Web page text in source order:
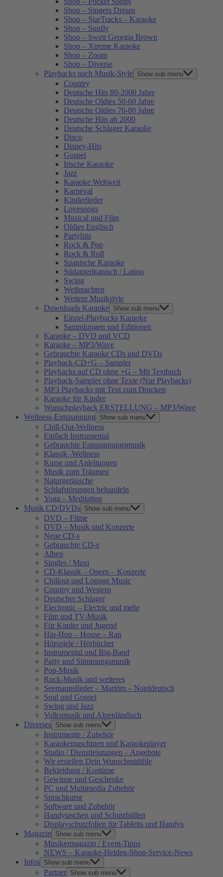
Shop – Singers Dream
Shop – StarTracks – Karaoke
Shop – Sunfly
Shop – Swett Georgia Brown
Shop – Xtreme Karaoke
Shop – Zoom
Shop – Diverse
Playbacks nach Musik-Style Show sub menu
Country
Deutsche Hits 80-2000 Jahre
Deutsche Oldies 50-60 Jahre
Deutsche Oldies 70-80 Jahre
Deutsche Hits ab 2000
Deutsche Schlager Karaoke
Disco
Disney-Hits
Gospel
Irische Karaoke
Jazz
Karaoke Weltweit
Karneval
Kinderlieder
Lovesongs
Musical und Film
Oldies Englisch
Partyhits
Rock & Pop
Rock & Roll
Spanische Karaoke
Südamerikanisch / Latino
Swing
Weihnachten
Weitere Musikstyle
Downloads Karaoke Show sub menu
Einzel-Playbacks Karaoke
Sammlungen und Editionen
Karaoke – DVD und VCD
Karaoke – MP3/Wave
Gebrauchte Karaoke CDs und DVDs
Playback-CD+G – Sampler
Playbacks auf CD ohne +G – Mit Textbuch
Playback-Sampler ohne Texte (Nur Playbacks)
MP3 Playbacks mit Text zum Drucken
Karaoke für Kinder
Wunschplayback ERSTELLUNG – MP3/Wave
Wellness-Entspannung
Show sub menu
Chill-Out-Wellness
Einfach Instrumental
Gebrauchte Entspannungsmusik
Klassik -Wellness
Kurse und Anleitungen
Musik zum Träumen
Naturgeräusche
Schlafstörungen behandeln
Yoga – Meditation
Musik CD/DVDs Show sub menu
DVD – Filme
DVD – Musik und Konzerte
Neue CD-s
Gebrauchte CD-s
Alben
Singles / Maxi
CD-Klassik – Opern – Konzerte
Chillout und Lounge Music
Country und Western
Deutscher Schlager
Electronic – Electric und mehr
Film und TV-Musik
Für Kinder und Jugend
Hip-Hop – House – Rap
Hörspiele / Hörbücher
Instrumental und Big-Band
Party und Stimmungsmusik
Pop-Musik
Rock-Musik und weiteres
Seemannslieder – Maritim – Norddeutsch
Soul und Gospel
Swing und Jazz
Volksmusik und Alpenländisch
Diverses Show sub menu
Instrumente / Zubehör
Karaokemaschinen und Karaokeplayer
Studio / Dienstleistungen – Angebote
Wir erstellen Dein Wunschmidifile
Bekleidung / Kostüme
Gewinne und Geschenke
PC und Multimedia Zubehör
Sprachkurse
Software und Zubehör
Handytaschen und Schutzhüllen
Displayschutzfolien für Tabletts und Handys
Magazin
Show sub menu
Musikermagazin / Event-Tipps
NEWS – Karaoke-Helden-Shop-Service-News
Infos Show sub menu
Partner Show sub menu